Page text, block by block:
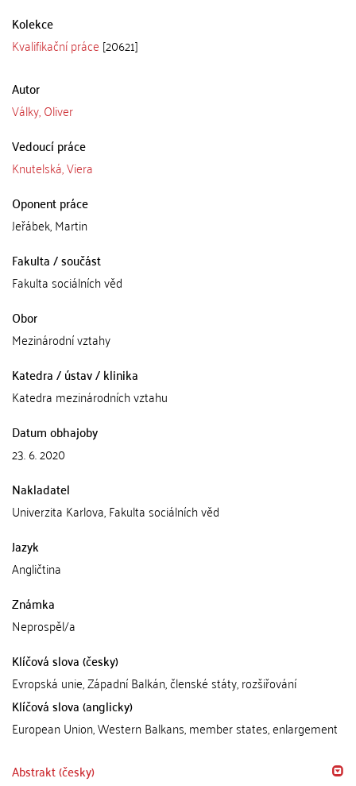
Kolekce
Kvalifikační práce [20621]
Autor
Války, Oliver
Vedoucí práce
Knutelská, Viera
Oponent práce
Jeřábek, Martin
Fakulta / součást
Fakulta sociálních věd
Obor
Mezinárodní vztahy
Katedra / ústav / klinika
Katedra mezinárodních vztahu
Datum obhajoby
23. 6. 2020
Nakladatel
Univerzita Karlova, Fakulta sociálních věd
Jazyk
Angličtina
Známka
Neprospěl/a
Klíčová slova (česky)
Evropská unie, Západní Balkán, členské státy, rozšiřování
Klíčová slova (anglicky)
European Union, Western Balkans, member states, enlargement
Abstrakt (česky)